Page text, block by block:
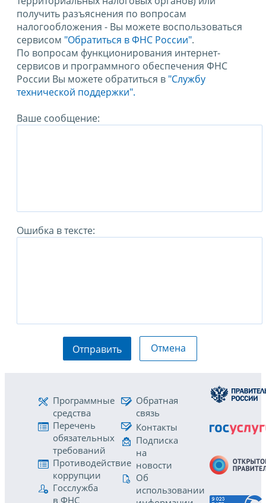
получить разъяснения по вопросам
налогообложения - Вы можете воспользоваться
сервисом "Обратиться в ФНС России".
По вопросам функционирования интернет-
сервисов и программного обеспечения ФНС
России Вы можете обратиться в "Службу
технической поддержки".
Ваше сообщение:
Ошибка в тексте:
Отправить Отмена
Программные
средства
Перечень
обязательных
требований
Противодействие
коррупции
Госслужба
в ФНС
Обратная
связь
Контакты
Подписка
на
новости
Об
использовании